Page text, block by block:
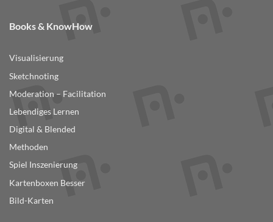
Books & KnowHow
Visualisierung
Sketchnoting
Moderation – Facilitation
Lebendiges Lernen
Digital & Blended
Methoden
Spiel Inszenierung
Kartenboxen Besser
Bild-Karten